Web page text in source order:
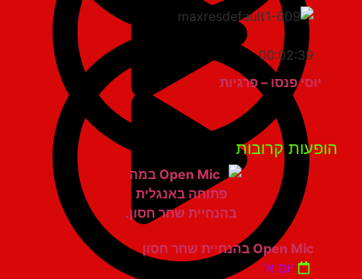
00:02:39
יוסי פנסו – פרגיות
קרובות
Open Mic בהנחיית שחר חסון
יום א'